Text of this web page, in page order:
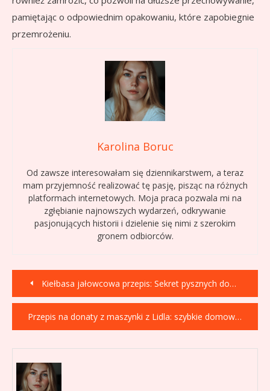
pamiętając o odpowiednim opakowaniu, które zapobiegnie
przemrożeniu.
Karolina Boruc
Od zawsze interesowałam się dziennikarstwem, a teraz
mam przyjemność realizować tę pasję, pisząc na różnych
platformach internetowych. Moja praca pozwala mi na
zgłębianie najnowszych wydarzeń, odkrywanie
pasjonujących historii i dzielenie się nimi z szerokim
gronem odbiorców.
Nawigacja
wpisu
Kiełbasa jałowcowa przepis: Sekret pysznych domowych wędlin!
Przepis na donaty z maszynki z Lidla: szybkie domowe przysmaki